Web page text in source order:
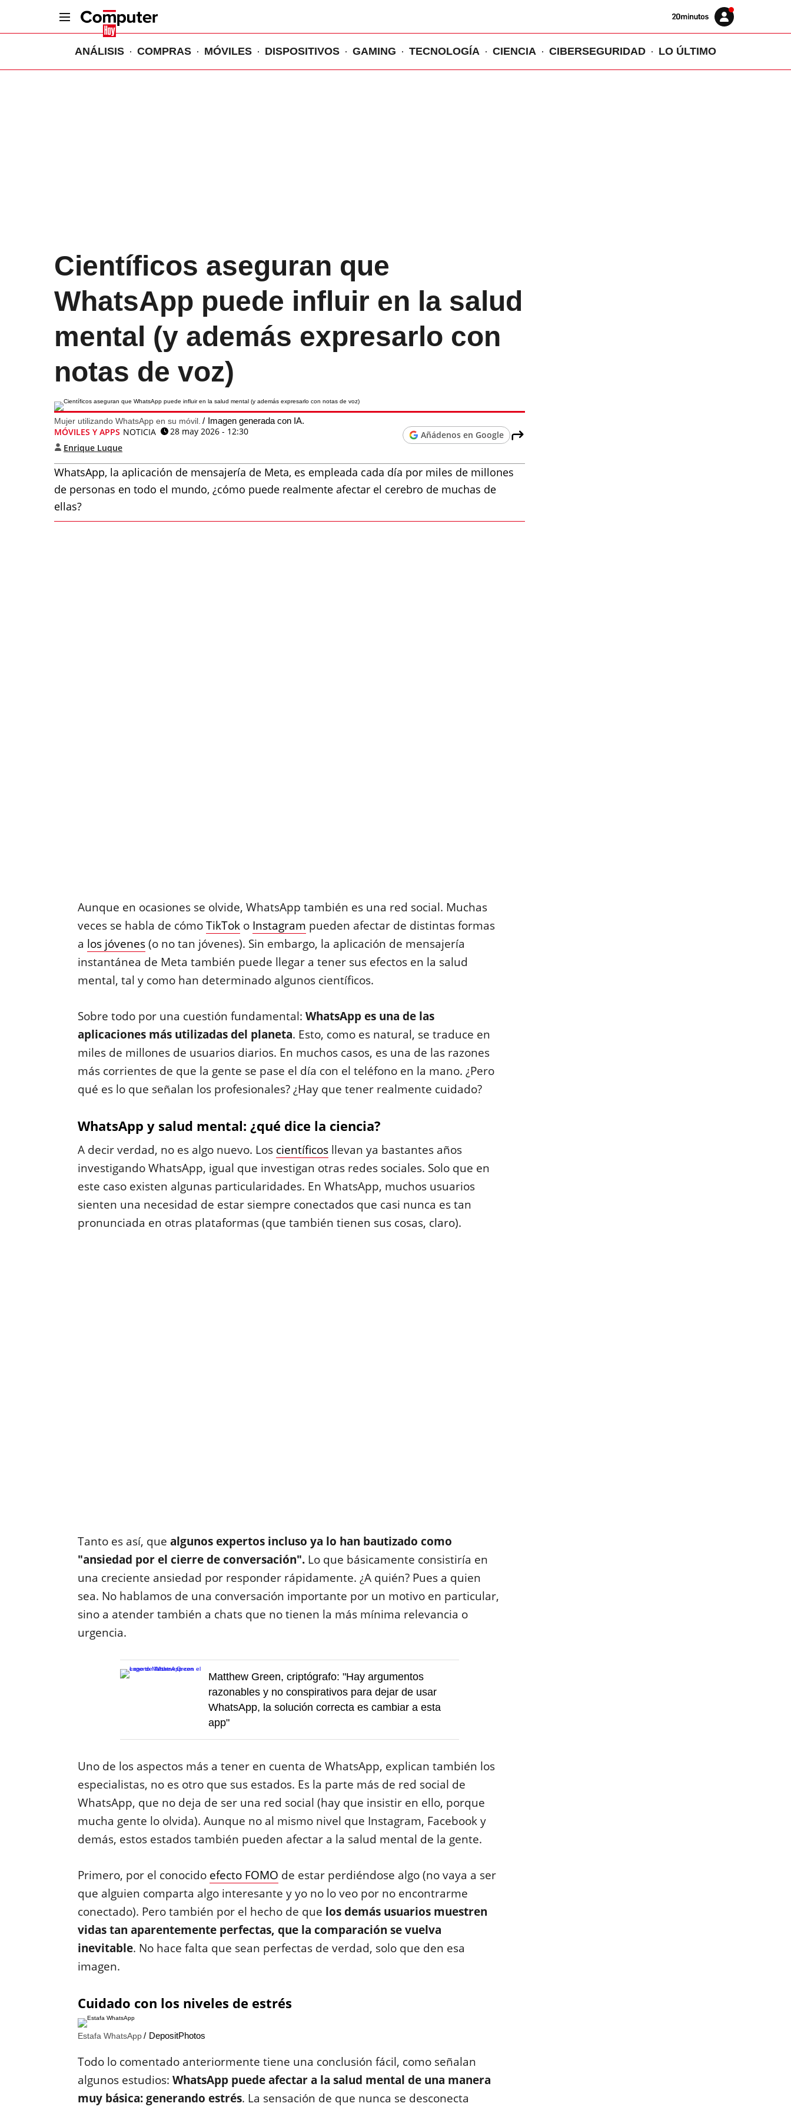
Volver
Iniciar
sesión
ANÁLISIS COMPRAS MÓVILES DISPOSITIVOS GAMING TECNOLOGÍA CIENCIA CIBERSEGURIDAD LO ÚLTIMO
Científicos aseguran que
WhatsApp puede influir en la salud
mental (y además expresarlo con
notas de voz)
Mujer utilizando WhatsApp en su móvil. Imagen generada con IA.
MÓVILES Y APPS NOTICIA
28 may 2026 - 12:30
Enrique Luque
Añádenos en Google
WhatsApp, la aplicación de mensajería de Meta, es empleada cada día por miles de millones
de personas en todo el mundo, ¿cómo puede realmente afectar el cerebro de muchas de
ellas?
Aunque en ocasiones se olvide, WhatsApp también es una red social. Muchas
veces se habla de cómoTikToko Instagram pueden afectar de distintas formas
a los jóvenes(o no tan jóvenes). Sin embargo, la aplicación de mensajería
instantánea de Meta también puede llegar a tener sus efectos en la salud
mental, tal y como han determinado algunos científicos.
Sobre todo por una cuestión fundamental: WhatsApp es una de las
aplicaciones más utilizadas del planeta. Esto, como es natural, se traduce en
miles de millones de usuarios diarios. En muchos casos, es una de las razones
más corrientes de que la gente se pase el día con el teléfono en la mano. ¿Pero
qué es lo que señalan los profesionales? ¿Hay que tener realmente cuidado?
WhatsApp y salud mental: ¿qué dice la ciencia?
A decir verdad, no es algo nuevo. Los científicosllevan ya bastantes años
investigando WhatsApp, igual que investigan otras redes sociales. Solo que en
este caso existen algunas particularidades. En WhatsApp, muchos usuarios
sienten una necesidad de estar siempre conectados que casi nunca es tan
pronunciada en otras plataformas (que también tienen sus cosas, claro).
Tanto es así, que algunos expertos incluso ya lo han bautizado como
"ansiedad por el cierre de conversación".Lo que básicamente consistiría en
una creciente ansiedad por responder rápidamente. ¿A quién? Pues a quien
sea. No hablamos de una conversación importante por un motivo en particular,
sino a atender también a chats que no tienen la más mínima relevancia o
urgencia.
Matthew Green, criptógrafo: "Hay argumentos
razonables y no conspirativos para dejar de usar
WhatsApp, la solución correcta es cambiar a esta
app"
Uno de los aspectos más a tener en cuenta de WhatsApp, explican también los
especialistas, no es otro que sus estados. Es la parte más de red social de
WhatsApp, que no deja de ser una red social (hay que insistir en ello, porque
mucha gente lo olvida). Aunque no al mismo nivel que Instagram, Facebook y
demás, estos estados también pueden afectar a la salud mental de la gente.
Primero, por el conocido efecto FOMO de estar perdiéndose algo (no vaya a ser
que alguien comparta algo interesante y yo no lo veo por no encontrarme
conectado). Pero también por el hecho de que los demás usuarios muestren
vidas tan aparentemente perfectas, que la comparación se vuelva
inevitable. No hace falta que sean perfectas de verdad, solo que den esa
imagen.
Cuidado con los niveles de estrés
Estafa WhatsApp DepositPhotos
Todo lo comentado anteriormente tiene una conclusión fácil, como señalan
algunos estudios: WhatsApp puede afectar a la salud mental de una manera
muy básica: generando estrés. La sensación de que nunca se desconecta